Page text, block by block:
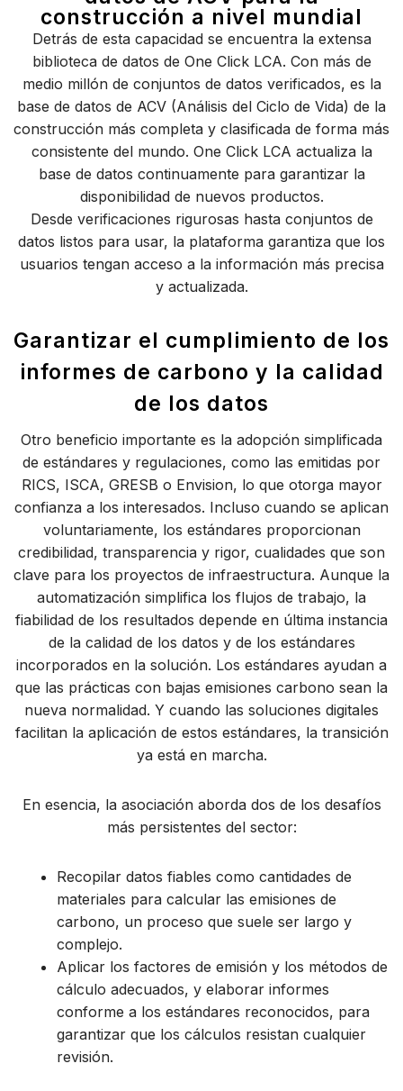
construcción a nivel mundial
Detrás de esta capacidad se encuentra la extensa
biblioteca de datos de One Click LCA. Con más de
medio millón de conjuntos de datos verificados, es la
base de datos de ACV (Análisis del Ciclo de Vida) de la
construcción más completa y clasificada de forma más
consistente del mundo. One Click LCA actualiza la
base de datos continuamente para garantizar la
disponibilidad de nuevos productos.
Desde verificaciones rigurosas hasta conjuntos de
datos listos para usar, la plataforma garantiza que los
usuarios tengan acceso a la información más precisa
y actualizada.
Garantizar el cumplimiento de los
informes de carbono y la calidad
de los datos
Otro beneficio importante es la adopción simplificada
de estándares y regulaciones, como las emitidas por
RICS, ISCA, GRESB o Envision, lo que otorga mayor
confianza a los interesados. Incluso cuando se aplican
voluntariamente, los estándares proporcionan
credibilidad, transparencia y rigor, cualidades que son
clave para los proyectos de infraestructura. Aunque la
automatización simplifica los flujos de trabajo, la
fiabilidad de los resultados depende en última instancia
de la calidad de los datos y de los estándares
incorporados en la solución. Los estándares ayudan a
que las prácticas con bajas emisiones carbono sean la
nueva normalidad. Y cuando las soluciones digitales
facilitan la aplicación de estos estándares, la transición
ya está en marcha.
En esencia, la asociación aborda dos de los desafíos
más persistentes del sector:
Recopilar datos fiables como cantidades de
materiales para calcular las emisiones de
carbono, un proceso que suele ser largo y
complejo.
Aplicar los factores de emisión y los métodos de
cálculo adecuados, y elaborar informes
conforme a los estándares reconocidos, para
garantizar que los cálculos resistan cualquier
revisión.